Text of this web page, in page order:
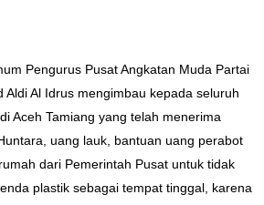
Pengurus Pusat Angkatan Muda Partai
Aldi Al Idrus mengimbau kepada seluruh
Aceh Tamiang yang telah menerima
uang lauk, bantuan uang perabot
dari Pemerintah Pusat untuk tidak
plastik sebagai tempat tinggal, karena